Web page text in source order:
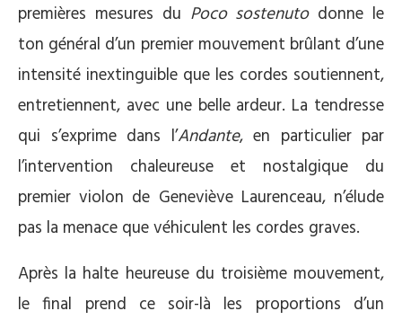
premières mesures du Poco sostenutodonne le
ton général d’un premier mouvement brûlant d’une
intensité inextinguible que les cordes soutiennent,
entretiennent, avec une belle ardeur. La tendresse
qui s’exprime dans l’Andante, en particulier par
l’intervention chaleureuse et nostalgique du
premier violon de Geneviève Laurenceau, n’élude
pas la menace que véhiculent les cordes graves.
Après la halte heureuse du troisième mouvement,
le final prend ce soir-là les proportions d’un